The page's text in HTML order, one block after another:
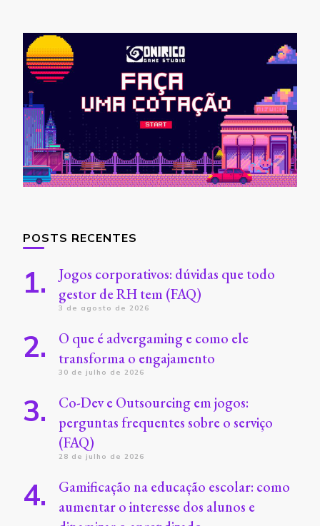
POSTS RECENTES
Jogos corporativos: dúvidas que todo
gestor de RH tem (FAQ)
3 de agosto de 2026
O que é advergaming e como ele
transforma o engajamento
30 de julho de 2026
Co-Dev e Outsourcing em jogos:
perguntas frequentes sobre o serviço
(FAQ)
28 de julho de 2026
Gamificação na educação escolar: como
aumentar o interesse dos alunos e